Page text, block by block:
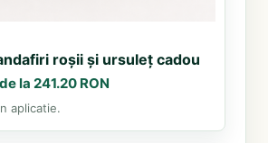
roșii și ursuleț cadou
de la 241.20 RON
aplicatie.